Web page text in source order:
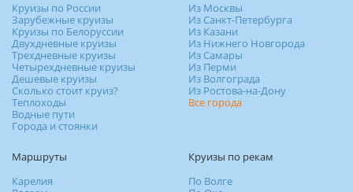
Круизы по России
Зарубежные круизы
Круизы по Белоруссии
Двухдневные круизы
Трехдневные круизы
Четырехдневные круизы
Дешевые круизы
Сколько стоит круиз?
Теплоходы
Водные пути
Города и стоянки
Из Москвы
Из Санкт-Петербурга
Из Казани
Из Нижнего Новгорода
Из Самары
Из Перми
Из Волгограда
Из Ростова-на-Дону
Все города
Маршруты
Карелия
Круизы по рекам
По Волге